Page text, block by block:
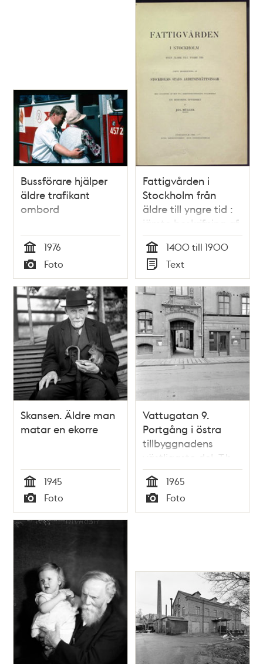
Bussförare hjälper
äldre trafikant
ombord
Tid
1976
Typ
Foto
Fattigvården i
Stockholm från
äldre till yngre tid :
jämte beskrifning af
Stockholms stads
arbetsinrättningar...
: en historisk
överblick / af Jos.
Müller
Tid
1400 till 1900
Typ
Text
Skansen. Äldre man
matar en ekorre
Tid
1945
Typ
Foto
Vattugatan 9.
Portgång i östra
tillbyggnadens
västligaste del. T.h
gaveln på äldre
huset
Tid
1965
Typ
Foto